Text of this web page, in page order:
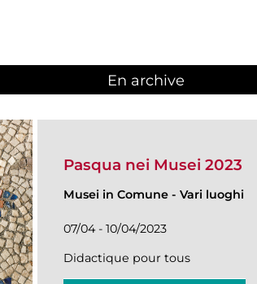
En archive
Pasqua nei Musei 2023
Musei in Comune - Vari luoghi
07/04 - 10/04/2023
Didactique pour tous